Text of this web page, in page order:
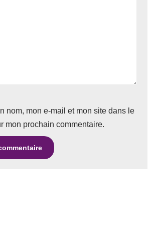
nom, mon e-mail et mon site dans le
mon prochain commentaire.